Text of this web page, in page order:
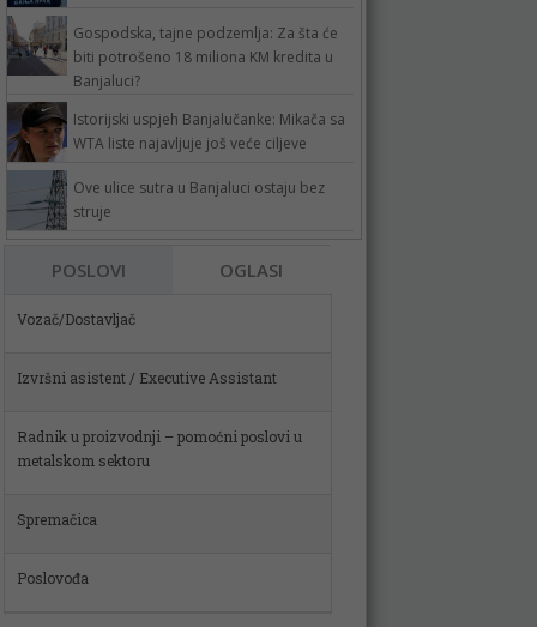
Gospodska, tajne podzemlja: Za šta će
biti potrošeno 18 miliona KM kredita u
Banjaluci?
Istorijski uspjeh Banjalučanke: Mikača sa
WTA liste najavljuje još veće ciljeve
Ove ulice sutra u Banjaluci ostaju bez
struje
POSLOVI OGLASI
Izvršni asistent / Executive Assistant
Radnik u proizvodnji – pomoćni poslovi u
Spremačica
Poslovođa
Skladištar (m)